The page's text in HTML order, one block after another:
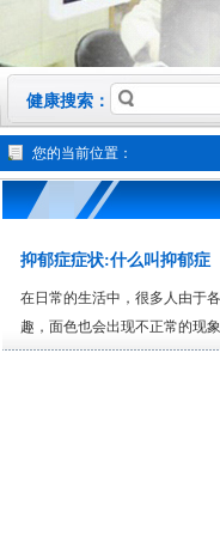
健康搜索：
您的当前位置：
抑郁症症状:什么叫抑郁症
在日常的生活中，很多人由于
趣，面色也会出现不正常的现